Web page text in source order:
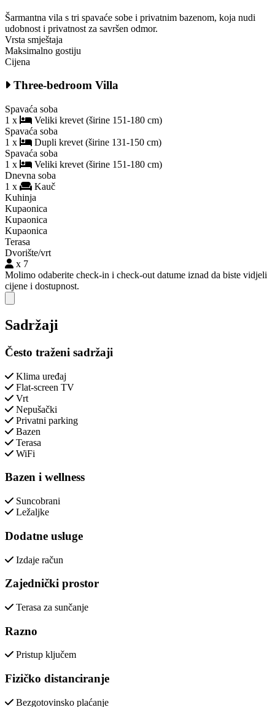
Šarmantna vila s tri spavaće sobe i privatnim bazenom, koja nudi
udobnost i privatnost za savršen odmor.
Vrsta smještaja
Maksimalno gostiju
Cijena
Three-bedroom Villa
Spavaća soba
1 x
Veliki krevet (širine 151-180 cm)
Spavaća soba
1 x
Dupli krevet (širine 131-150 cm)
Spavaća soba
1 x
Veliki krevet (širine 151-180 cm)
Dnevna soba
1 x
Kauč
Kuhinja
Kupaonica
Kupaonica
Kupaonica
Terasa
Dvorište/vrt
x 7
Molimo odaberite check-in i check-out datume iznad da biste vidjeli
cijene i dostupnost.
Close modal
Sadržaji
Često traženi sadržaji
Klima uređaj
Flat-screen TV
Vrt
Nepušački
Privatni parking
Bazen
Terasa
WiFi
Bazen i wellness
Suncobrani
Ležaljke
Dodatne usluge
Izdaje račun
Zajednički prostor
Terasa za sunčanje
Razno
Pristup ključem
Fizičko distanciranje
Bezgotovinsko plaćanje